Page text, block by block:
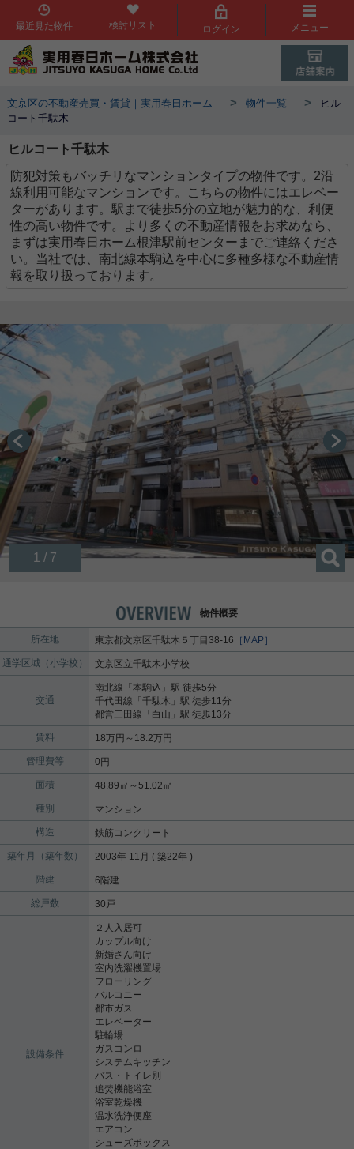
最近見た物件 検討リスト ログイン メニュー
文京区の不動産売買・賃貸｜実用春日ホーム > 物件一覧 >
ヒル
コート千駄木
ヒルコート千駄木
防犯対策もバッチリなマンションタイプの物件です。2沿
線利用可能なマンションです。こちらの物件にはエレベー
ターがあります。駅まで徒歩5分の立地が魅力的な、利便
性の高い物件です。より多くの不動産情報をお求めなら、
まずは実用春日ホーム根津駅前センターまでご連絡くださ
い。当社では、南北線本駒込を中心に多種多様な不動産情
報を取り扱っております。
1 / 7
物件概要
所在地 東京都文京区千駄木 ５丁目38-16 ［MAP］
通学区域（小学校） 文京区立千駄木小学校
交通
南北線 「本駒込 」駅 徒歩5分
千代田線 「千駄木 」駅 徒歩11分
都営三田線 「白山 」駅 徒歩13分
賃料 18万円～18.2万円
管理費等 0円
面積 48.89㎡～51.02㎡
種別 マンション
構造 鉄筋コンクリート
築年月（築年数） 2003年 11月 ( 築22年 )
階建 6階建
総戸数 30戸
設備条件
２人入居可
カップル向け
新婚さん向け
室内洗濯機置場
フローリング
バルコニー
都市ガス
エレベーター
駐輪場
ガスコンロ
システムキッチン
バス・トイレ別
追焚機能浴室
浴室乾燥機
温水洗浄便座
エアコン
シューズボックス